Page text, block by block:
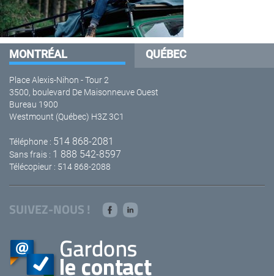
MONTRÉAL QUÉBEC
Place Alexis-Nihon - Tour 2
3500, boulevard De Maisonneuve Ouest
Bureau 1900
Westmount (Québec) H3Z 3C1
Téléphone : 514 868-2081
Sans frais : 1 888 542-8597
Télécopieur : 514 868-2088
SUIVEZ-NOUS !